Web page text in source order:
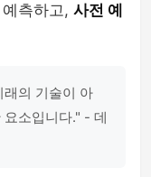
측하고, 사전 예
의 기술이 아
소입니다." - 데